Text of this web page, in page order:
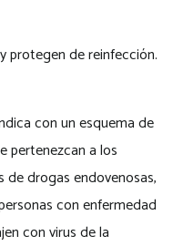
protegen de reinfección.
con un esquema de
pertenezcan a los
de drogas endovenosas,
con enfermedad
con virus de la